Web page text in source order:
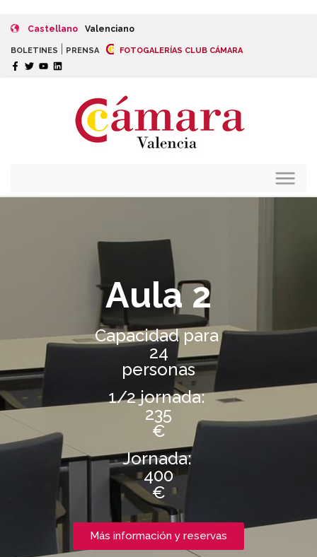
Castellano Valenciano
BOLETINES PRENSA FOTOGALERÍAS CLUB CÁMARA
Aula 2
Capacidad para
24
personas
1/2 jornada:
235
€
Jornada:
400
€
Más información y reservas